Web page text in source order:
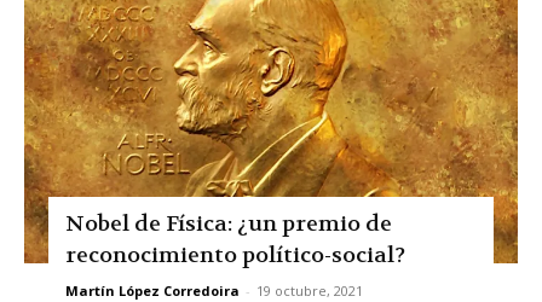
Nobel de Física: ¿un premio de
reconocimiento político-social?
Martín López Corredoira - 19 octubre, 2021